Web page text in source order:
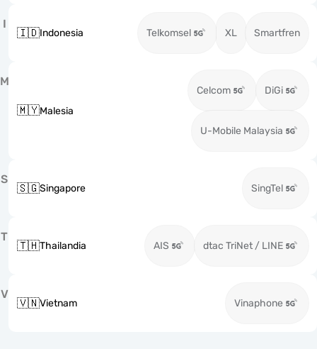
I
🇮🇩Indonesia Telkomsel XL Smartfren
M
🇲🇾Malesia
Celcom DiGi
U-Mobile Malaysia
S
🇸🇬Singapore SingTel
T
🇹🇭Thailandia AIS dtac TriNet / LINE
V
🇻🇳Vietnam Vinaphone